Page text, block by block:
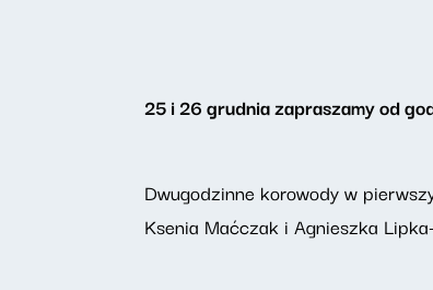
25 i 26 grudnia zapraszamy od
Dwugodzinne korowody w
Ksenia Maćczak i Agnieszka